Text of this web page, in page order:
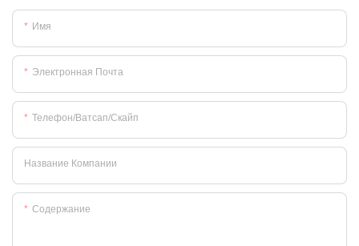
Имя
Электронная Почта
Телефон/ватсап/скайп
Название Компании
Содержание